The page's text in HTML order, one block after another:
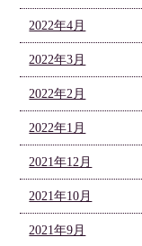
2022年4月
2022年3月
2022年2月
2022年1月
2021年12月
2021年10月
2021年9月